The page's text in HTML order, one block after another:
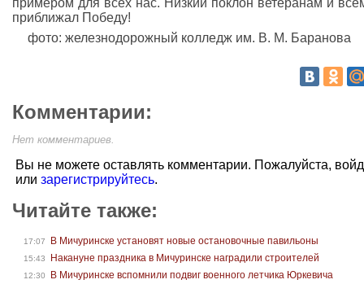
примером для всех нас. Низкий поклон ветеранам и
приближал Победу!
фото: железнодорожный колледж им. В. М. Баранова
Комментарии:
Нет комментариев.
Вы не можете оставлять комментарии. Пожалуйста,
или зарегистрируйтесь.
Читайте также:
17:07 В Мичуринске установят новые остановочные павильоны
15:43 Накануне праздника в Мичуринске наградили строителей
12:30 В Мичуринске вспомнили подвиг военного летчика Юркевича